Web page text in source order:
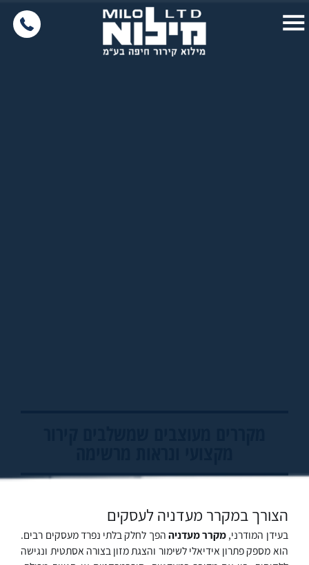
הצורך במקרר מעדניה לעסקים
בעידן המודרני, מקרר מעדניה הפך לחלק בלתי נפרד מעסקים רבים.
הוא מספק פתרון אידיאלי לשימור והצגת מזון בצורה אסתטית ונגישה